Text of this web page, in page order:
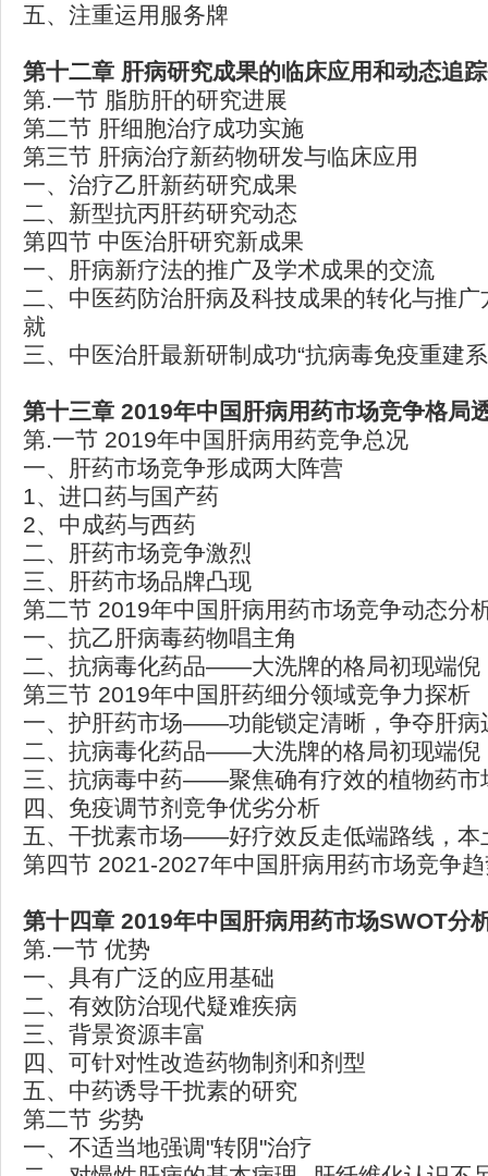
五、注重运用服务牌
第十二章 肝病研究成果的临床应用和动态追
第.一节 脂肪肝的研究进展
第二节 肝细胞治疗成功实施
第三节 肝病治疗新药物研发与临床应用
一、治疗乙肝新药研究成果
二、新型抗丙肝药研究动态
第四节 中医治肝研究新成果
一、肝病新疗法的推广及学术成果的交流
二、中医药防治肝病及科技成果的转化与推
就
三、中医治肝最新研制成功“抗病毒免疫重建
第十三章 2019年中国肝病用药市场竞争格局
第.一节 2019年中国肝病用药竞争总况
一、肝药市场竞争形成两大阵营
1、进口药与国产药
2、中成药与西药
二、肝药市场竞争激烈
三、肝药市场品牌凸现
第二节 2019年中国肝病用药市场竞争动态分
一、抗乙肝病毒药物唱主角
二、抗病毒化药品——大洗牌的格局初现端倪
第三节 2019年中国肝药细分领域竞争力探析
一、护肝药市场——功能锁定清晰，争夺肝病
二、抗病毒化药品——大洗牌的格局初现端倪
三、抗病毒中药——聚焦确有疗效的植物药市
四、免疫调节剂竞争优劣分析
五、干扰素市场——好疗效反走低端路线，本
第四节 2021-2027年中国肝病用药市场竞争
第十四章 2019年中国肝病用药市场SWOT分
第.一节 优势
一、具有广泛的应用基础
二、有效防治现代疑难疾病
三、背景资源丰富
四、可针对性改造药物制剂和剂型
五、中药诱导干扰素的研究
第二节 劣势
一、不适当地强调"转阴"治疗